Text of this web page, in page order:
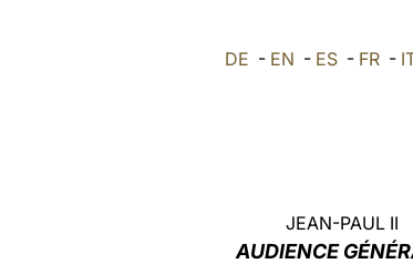
DE - EN - ES - FR -
JEAN-PAUL II
AUDIENCE